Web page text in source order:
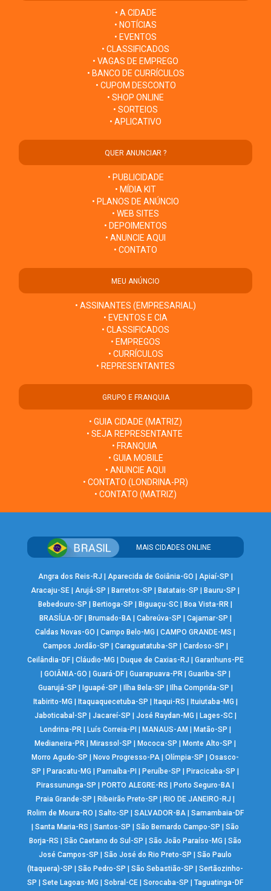
• A CIDADE
• NOTÍCIAS
• EVENTOS
• CLASSIFICADOS
• VAGAS DE EMPREGO
• BANCO DE CURRÍCULOS
• CUPOM DESCONTO
• SHOP ONLINE
• SORTEIOS
• APLICATIVO
QUER ANUNCIAR ?
• PUBLICIDADE
• MÍDIA KIT
• PLANOS DE ANÚNCIO
• WEB SITES
• DEPOIMENTOS
• ANUNCIE AQUI
• CONTATO
MEU ANÚNCIO
• ASSINANTES (EMPRESARIAL)
• EVENTOS E CIA
• CLASSIFICADOS
• EMPREGOS
• CURRÍCULOS
• REPRESENTANTES
GRUPO E FRANQUIA
• GUIA CIDADE (MATRIZ)
• SEJA REPRESENTANTE
• FRANQUIA
• GUIA MOBILE
• ANUNCIE AQUI
• CONTATO (LONDRINA-PR)
• CONTATO (MATRIZ)
MAIS CIDADES ONLINE
Angra dos Reis-RJ Aparecida de Goiânia-GO Apiaí-SP
Aracaju-SE |Arujá-SP Barretos-SP Batatais-SP Bauru-SP
Bebedouro-SP
Bertioga-SP Biguaçu-SC Boa Vista-RR
BRASÍLIA-DF| Brumado-BA| Cabreúva-SP Cajamar-SP
Caldas Novas-GO
|Campo Belo-MG |CAMPO GRANDE-MS
Campos Jordão-SP
Caraguatatuba-SP Cardoso-SP
Ceilândia-DF| Cláudio-MG Duque de Caxias-RJ
Garanhuns-PE
GOIÂNIA-GO Guará-DF| Guarapuava-PR| Guariba-SP
Guarujá-SP
Iguapé-SP Ilha Bela-SP Ilha Comprida-SP
Itabirito-MG
Itaquaquecetuba-SP Itaqui-RS Ituiutaba-MG
Jaboticabal-SP
Jacareí-SP José Raydan-MG Lages-SC|
Londrina-PR| Luís Correia-PI MANAUS-AM Matão-SP
Medianeira-PR
Mirassol-SP Mococa-SP Monte Alto-SP
Morro Agudo-SP
Novo Progresso-PA |Olímpia-SP |Osasco-
SP
Paracatu-MG Parnaíba-PI Peruíbe-SP Piracicaba-SP
Pirassununga-SP
PORTO ALEGRE-RS Porto Seguro-BA
Praia Grande-SP
Ribeirão Preto-SP RIO DE JANEIRO-RJ
Rolim de Moura-RO
Salto-SP SALVADOR-BA| Samambaia-DF
|Santa Maria-RS |Santos-SP |São Bernardo Campo-SP |São
Borja-RS
|São Caetano do Sul-SP |São João Paraíso-MG |São
José Campos-SP
|São José do Rio Preto-SP |São Paulo
(Itaquera)-SP
|São Pedro-SP |São Sebastião-SP |Sertãozinho-
SP
|Sete Lagoas-MG |Sobral-CE |Sorocaba-SP |Taguatinga-DF